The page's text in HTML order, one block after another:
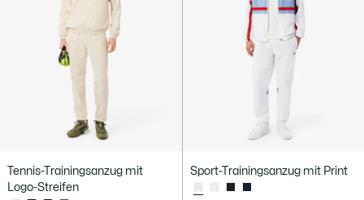
Tennis-Trainingsanzug mit
Logo-Streifen
Sport-Trainingsanzug mit Print